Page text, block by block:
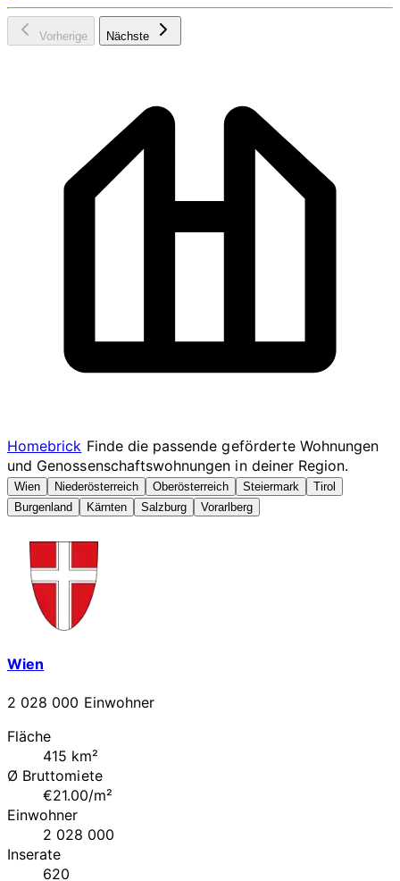
Vorherige Nächste
Homebrick Finde die passende geförderte Wohnungen
und Genossenschaftswohnungen in deiner Region.
Wien Niederösterreich Oberösterreich Steiermark
Tirol
Burgenland
Kärnten Salzburg Vorarlberg
Wien
2 028 000 Einwohner
Fläche
415 km²
Ø Bruttomiete
€21.00/m²
Einwohner
2 028 000
Inserate
620